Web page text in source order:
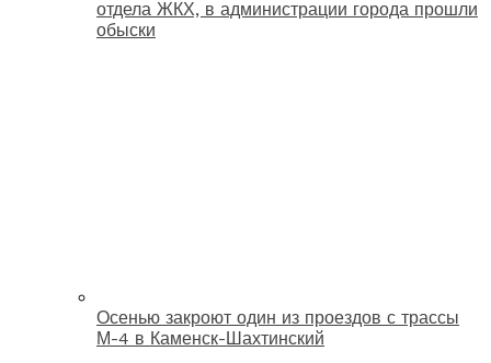
отдела ЖКХ, в администрации города прошли
обыски
Осенью закроют один из проездов с трассы
М-4 в Каменск-Шахтинский